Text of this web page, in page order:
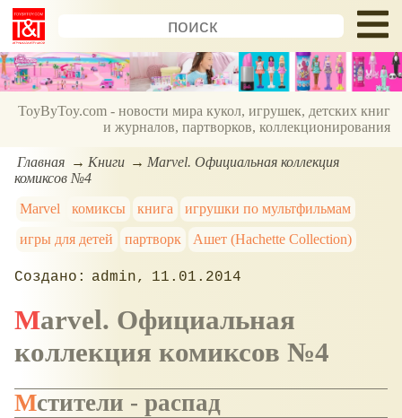
ToyByToy.com - новости мира кукол, игрушек, детских книг
и журналов, партворков, коллекционирования
Главная Книги
Marvel. Официальная коллекция
комиксов №4
Marvel
комиксы книга
игрушки по мультфильмам
игры для детей
партворк Ашет (Hachette Collection)
admin 11.01.2014
Marvel. Официальная
коллекция комиксов №4
Мстители - распад